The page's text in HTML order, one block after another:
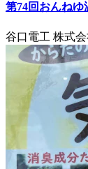
第74回おんね
谷口電工 株式会